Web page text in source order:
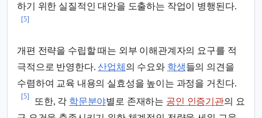
하기 위한 실질적인 대안을 도출하는 작업이 병행된다.
[5]
개편 전략을 수립할 때는 외부 이해관계자의 요구를 적
극적으로 반영한다.산업체 의 수요와 학생들의 의견을
수렴하여 교육 내용의 실효성을 높이는 과정을 거친다.
[5]
또한, 각 학문분야별로 존재하는 공인 인증기관의 요